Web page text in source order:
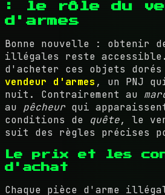
: le rôle du
d'armes
Bonne nouvelle : obtenir
illégales reste
d'acheter ces objets dorés
vendeur d'armes , un PNJ
nuit. Contrairement au
au pêcheur qui
conditions de quête, le
suit des règles précises
Le prix et les
d'achat
Chaque pièce d'arme